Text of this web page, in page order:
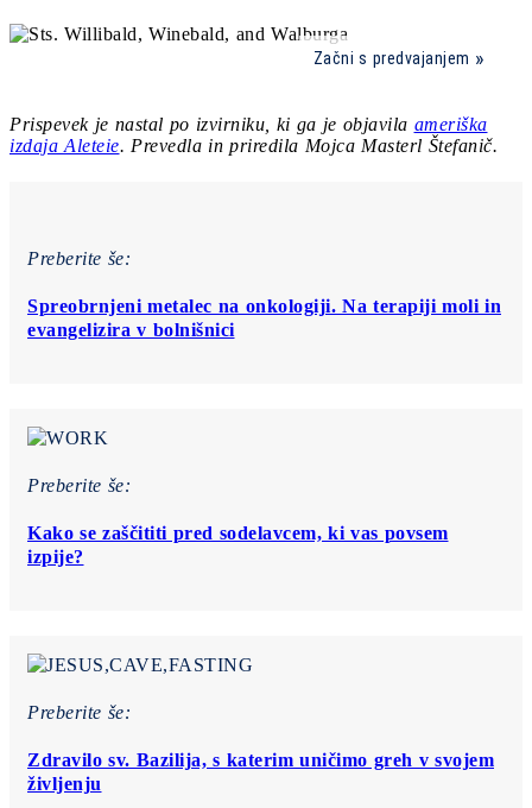
Začni s predvajanjem
Prispevek je nastal po izvirniku, ki ga je objavila ameriška
izdaja Aleteie. Prevedla in priredila Mojca Masterl Štefanič.
Preberite še:
Spreobrnjeni metalec na onkologiji. Na terapiji moli in
evangelizira v bolnišnici
Preberite še:
Kako se zaščititi pred sodelavcem, ki vas povsem
izpije?
Preberite še:
Zdravilo sv. Bazilija, s katerim uničimo greh v svojem
življenju